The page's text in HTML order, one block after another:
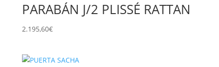
PARABÁN J/2 PLISSÉ RATTAN
2.195,60€